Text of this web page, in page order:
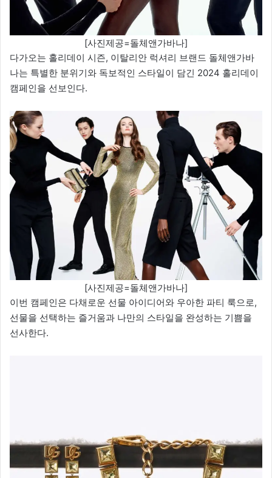
[사진제공=돌체앤가바나]
다가오는 홀리데이 시즌, 이탈리안 럭셔리 브랜드 돌체앤가바
나는 특별한 분위기와 독보적인 스타일이 담긴 2024 홀리데이
캠페인을 선보인다.
[사진제공=돌체앤가바나]
이번 캠페인은 다채로운 선물 아이디어와 우아한 파티 룩으로,
선물을 선택하는 즐거움과 나만의 스타일을 완성하는 기쁨을
선사한다.